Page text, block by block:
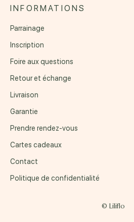
INFORMATIONS
Parrainage
Inscription
Foire aux questions
Retour et échange
Livraison
Garantie
Prendre rendez-vous
Cartes cadeaux
Contact
Politique de confidentialité
© Liliflo